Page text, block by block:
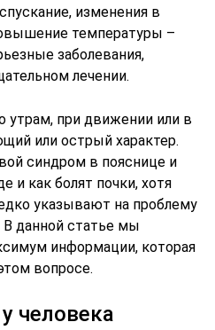
изменения в
температуры –
заболевания,
лечении.
утрам, при движении или в
или острый характер.
синдром в пояснице и
и как болят почки, хотя
указывают на проблему
В данной статье мы
информации, которая
вопросе.
человека